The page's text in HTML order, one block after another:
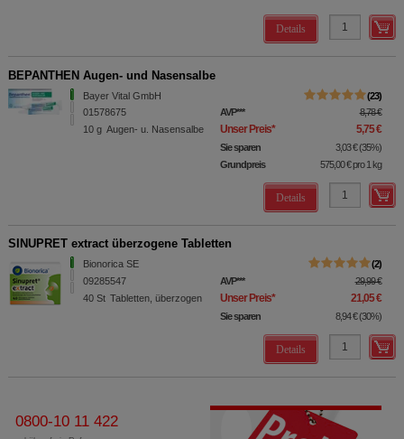
Details
BEPANTHEN Augen- und Nasensalbe
Bayer Vital GmbH
01578675
10 g Augen- u. Nasensalbe
23
AVP*** 8,78 €
Unser Preis* 5,75 €
Sie sparen 3,03 € (35%)
Grundpreis
575,00 €pro 1 kg
Details
SINUPRET extract überzogene Tabletten
Bionorica SE
09285547
40 St Tabletten, überzogen
2
AVP*** 29,99 €
Unser Preis* 21,05 €
Sie sparen 8,94 € (30%)
Details
0800-10 11 422